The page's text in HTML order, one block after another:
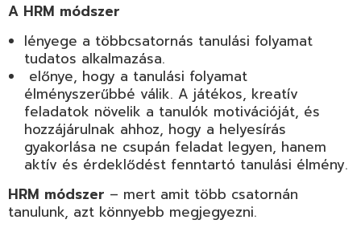
A HRM módszer
lényege a többcsatornás tanulási folyamat
tudatos alkalmazása.
előnye, hogy a tanulási folyamat
élményszerűbbé válik. A játékos, kreatív
feladatok növelik a tanulók motivációját, és
hozzájárulnak ahhoz, hogy a helyesírás
gyakorlása ne csupán feladat legyen, hanem
aktív és érdeklődést fenntartó tanulási élmény.
HRM módszer – mert amit több csatornán
tanulunk, azt könnyebb megjegyezni.